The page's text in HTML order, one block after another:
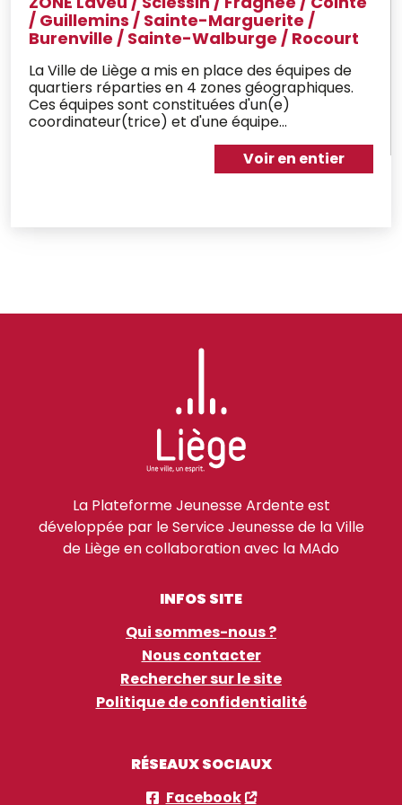
/ Guillemins / Sainte-Marguerite /
Burenville / Sainte-Walburge / Rocourt
La Ville de Liège a mis en place des équipes de
quartiers réparties en 4 zones géographiques.
Ces équipes sont constituées d'un(e)
coordinateur(trice) et d'une équipe
Voir en entier
La Plateforme Jeunesse Ardente est
développée par le Service Jeunesse de la Ville
de Liège en collaboration avec la MAdo
INFOS SITE
Qui sommes-nous ?
Nous contacter
Rechercher sur le site
Politique de confidentialité
RÉSEAUX SOCIAUX
Facebook